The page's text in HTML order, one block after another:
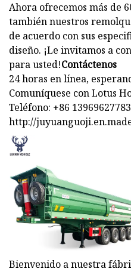
Ahora ofrecemos más de
también nuestros
de acuerdo con sus
diseño. ¡Le invitamos a
para usted!Contáctenos
24 horas en línea,
Comuníquese con Lotus
Teléfono: +86
http://
Bienvenido a nuestra